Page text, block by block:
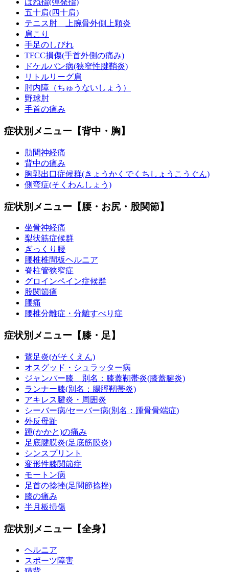
ばね指(弾発指)
五十肩(四十肩)
テニス肘 上腕骨外側上顆炎
肩こり
手足のしびれ
TFCC損傷(手首外側の痛み)
ドケルバン病(狭窄性腱鞘炎)
リトルリーグ肩
肘内障（ちゅうないしょう）
野球肘
手首の痛み
症状別メニュー【背中・胸】
肋間神経痛
背中の痛み
胸郭出口症候群(きょうかくでくちしょうこうぐん)
側弯症(そくわんしょう)
症状別メニュー【腰・お尻・股関節】
坐骨神経痛
梨状筋症候群
ぎっくり腰
腰椎椎間板ヘルニア
脊柱管狭窄症
グロインペイン症候群
股関節痛
腰痛
腰椎分離症・分離すべり症
症状別メニュー【膝・足】
鵞足炎(がそくえん)
オスグッド・シュラッター病
ジャンパー膝 別名：膝蓋靭帯炎(膝蓋腱炎)
ランナー膝(別名：腸脛靭帯炎)
アキレス腱炎・周囲炎
シーバー病/セーバー病(別名：踵骨骨端症)
外反母趾
踵(かかと)の痛み
足底腱膜炎(足底筋膜炎)
シンスプリント
変形性膝関節症
モートン病
足首の捻挫(足関節捻挫)
膝の痛み
半月板損傷
症状別メニュー【全身】
ヘルニア
スポーツ障害